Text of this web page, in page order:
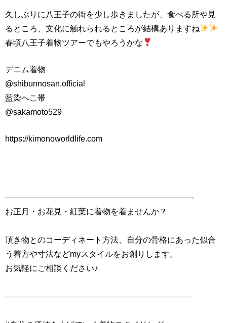
久しぶりに八王子の街を少し歩きましたが、食べる所や見
るところ、文化に触れられるところが結構ありますね
春頃八王子着物ツアーでもやろうかな
デニム着物
@shibunnosan.official
藍染へこ帯
@sakamoto529
https://kimonoworldlife.com
———————————————————————-
お正月・お花見・紅葉に着物を着ませんか？
頂き物とのコーディネート方法、自分の骨格にあった似合
う着方や寸法などmyスタイルをお創りします。
お気軽にご相談ください♪
———————————————————————